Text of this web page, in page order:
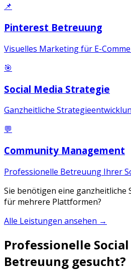
📌
Pinterest Betreuung
Visuelles Marketing für E-
🎯
Social Media Strategie
Ganzheitliche
💬
Community Management
Professionelle Betreuung Ihrer
Sie benötigen eine ganzheitliche
für mehrere Plattformen?
Alle Leistungen ansehen →
Professionelle
Betreuung gesucht?